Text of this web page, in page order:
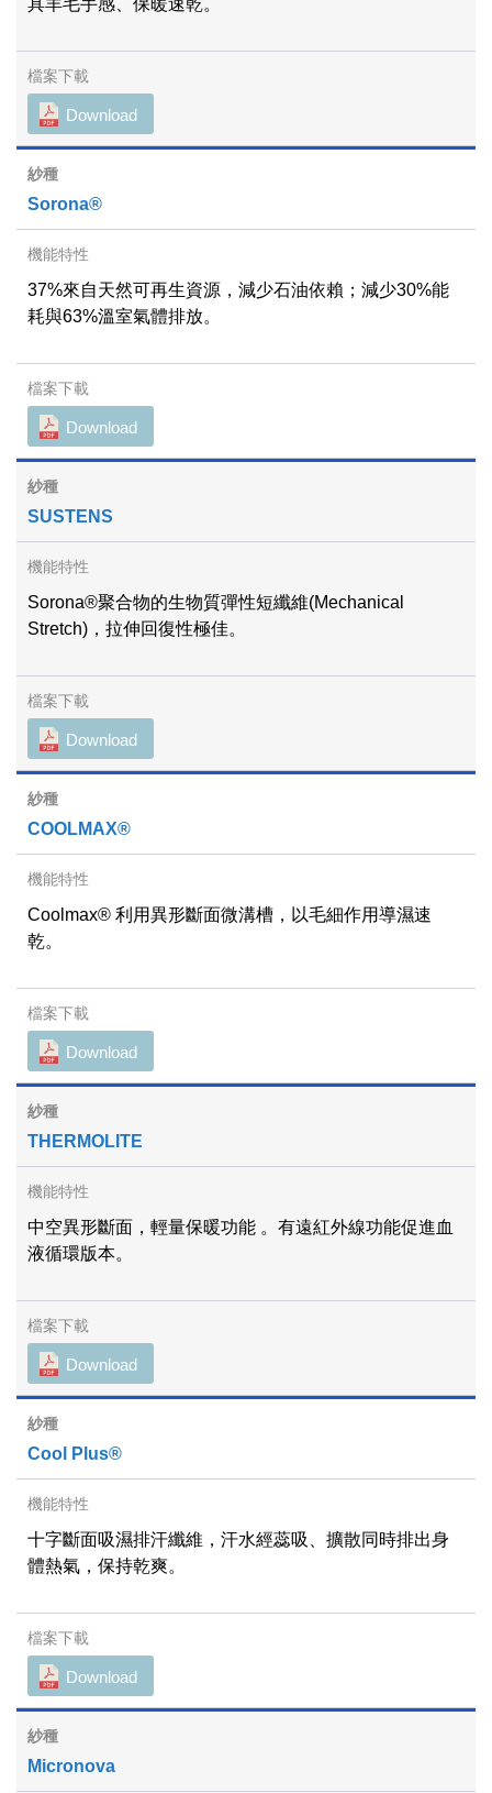
具羊毛手感、保暖速乾。
Download
Sorona®
37%來自天然可再生資源，減少石油依賴；減少30%能
耗與63%溫室氣體排放。
Download
SUSTENS
Sorona®聚合物的生物質彈性短纖維(Mechanical
Stretch)，拉伸回復性極佳。
Download
COOLMAX®
Coolmax® 利用異形斷面微溝槽，以毛細作用導濕速
乾。
Download
THERMOLITE
中空異形斷面，輕量保暖功能 。有遠紅外線功能促進血
液循環版本。
Download
Cool Plus®
十字斷面吸濕排汗纖維，汗水經蕊吸、擴散同時排出身
體熱氣，保持乾爽。
Download
Micronova